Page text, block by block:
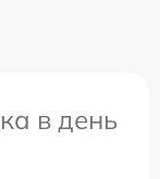
в день